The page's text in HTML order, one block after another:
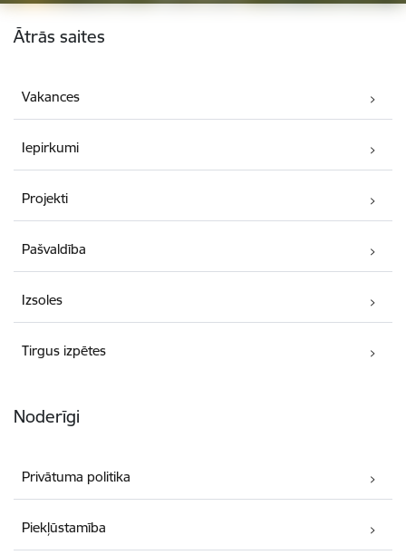
Kājene
Ātrās saites
Vakances
Iepirkumi
Projekti
Pašvaldība
Izsoles
Tirgus izpētes
Noderīgi
Privātuma politika
Piekļūstamība